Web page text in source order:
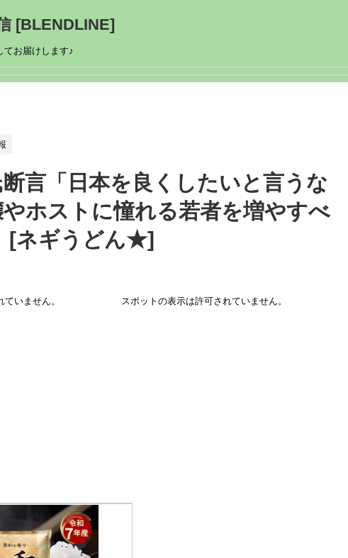
[BLENDLINE]
てお届けします♪
言「日本を良くしたいと言うな
ホストに憧れる若者を増やすべ
[ネギうどん★]